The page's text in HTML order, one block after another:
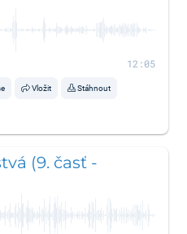
12:05
Vložit Stáhnout
(9. časť -